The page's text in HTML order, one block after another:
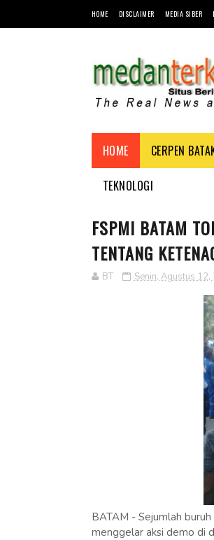
HOME DISCLAIMER MEDIA SIBER
HOME CERPEN
TEKNOLOGI
FSPMI BATAM
TENTANG
BT Senin, Agustus 12,
BATAM - Sejumlah
menggelar aksi demo di